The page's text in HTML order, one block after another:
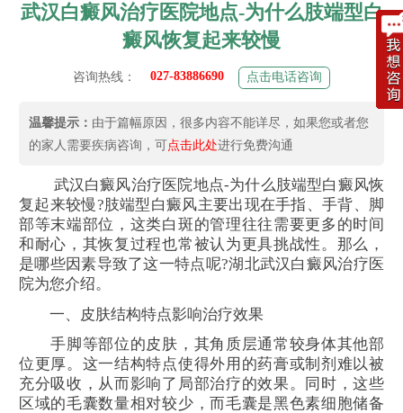
武汉白癜风治疗医院地点-为什么肢端型白
癜风恢复起来较慢
咨询热线： 027-83886690 点击电话咨询
温馨提示： 由于篇幅原因，很多内容不能详尽，如果您或者您
的家人需要疾病咨询，可点击此处进行免费沟通
武汉白癜风治疗医院地点-为什么肢端型白癜风恢
复起来较慢?肢端型白癜风主要出现在手指、手背、脚
部等末端部位，这类白斑的管理往往需要更多的时间
和耐心，其恢复过程也常被认为更具挑战性。那么，
是哪些因素导致了这一特点呢?湖北武汉白癜风治疗医
院为您介绍。
一、皮肤结构特点影响治疗效果
手脚等部位的皮肤，其角质层通常较身体其他部
位更厚。这一结构特点使得外用的药膏或制剂难以被
充分吸收，从而影响了局部治疗的效果。同时，这些
区域的毛囊数量相对较少，而毛囊是黑色素细胞储备